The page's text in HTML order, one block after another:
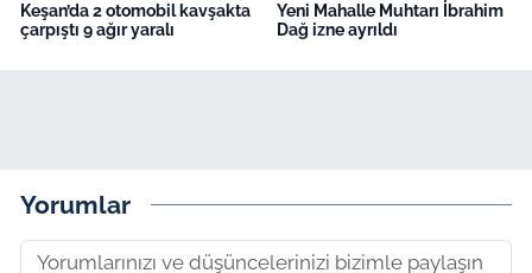
Keşan’da 2 otomobil kavşakta
çarpıştı 9 ağır yaralı
Yeni Mahalle Muhtarı İbrahim
Dağ izne ayrıldı
Yorumlar